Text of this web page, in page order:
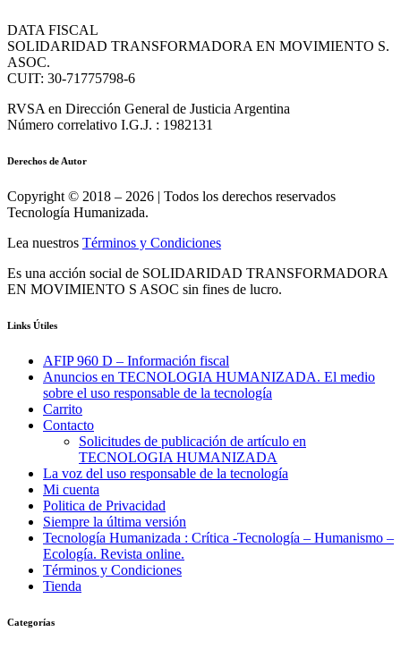
DATA FISCAL
SOLIDARIDAD TRANSFORMADORA EN MOVIMIENTO S.
ASOC.
CUIT: 30-71775798-6
RVSA en Dirección General de Justicia Argentina
Número correlativo I.G.J. : 1982131
Derechos de Autor
Copyright © 2018 – 2026 | Todos los derechos reservados
Tecnología Humanizada.
Lea nuestros Términos y Condiciones
Es una acción social de SOLIDARIDAD TRANSFORMADORA
EN MOVIMIENTO S ASOC sin fines de lucro.
Links Útiles
AFIP 960 D – Información fiscal
Anuncios en TECNOLOGIA HUMANIZADA. El medio
sobre el uso responsable de la tecnología
Carrito
Contacto
Solicitudes de publicación de artículo en
TECNOLOGIA HUMANIZADA
La voz del uso responsable de la tecnología
Mi cuenta
Politica de Privacidad
Siempre la última versión
Tecnología Humanizada : Crítica -Tecnología – Humanismo –
Ecología. Revista online.
Términos y Condiciones
Tienda
Categorías